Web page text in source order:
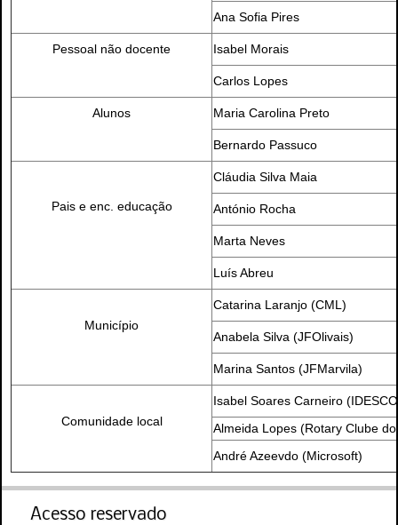
Ana Sofia Pires
Pessoal não docente Isabel Morais
Carlos Lopes
Alunos Maria Carolina Preto
Bernardo Passuco
Pais e enc. educação
Cláudia Silva Maia
António Rocha
Marta Neves
Luís Abreu
Município
Catarina Laranjo (CML)
Anabela Silva (JFOlivais)
Marina Santos (JFMarvila)
Comunidade local
Isabel Soares Carneiro
Almeida Lopes (Rotary Clube
André Azeevdo (Microsoft)
Acesso reservado